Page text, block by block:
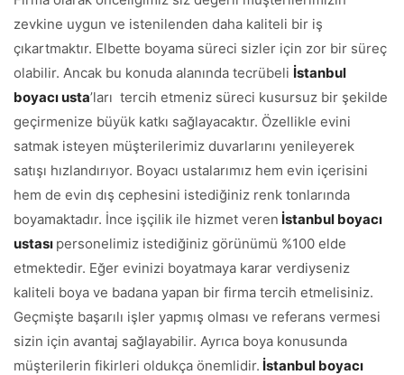
zevkine uygun ve istenilenden daha kaliteli bir iş
çıkartmaktır. Elbette boyama süreci sizler için zor bir süreç
olabilir. Ancak bu konuda alanında tecrübeli İstanbul
boyacı usta’ları tercih etmeniz süreci kusursuz bir şekilde
geçirmenize büyük katkı sağlayacaktır. Özellikle evini
satmak isteyen müşterilerimiz duvarlarını yenileyerek
satışı hızlandırıyor. Boyacı ustalarımız hem evin içerisini
hem de evin dış cephesini istediğiniz renk tonlarında
boyamaktadır. İnce işçilik ile hizmet veren İstanbul boyacı
ustası personelimiz istediğiniz görünümü %100 elde
etmektedir. Eğer evinizi boyatmaya karar verdiyseniz
kaliteli boya ve badana yapan bir firma tercih etmelisiniz.
Geçmişte başarılı işler yapmış olması ve referans vermesi
sizin için avantaj sağlayabilir. Ayrıca boya konusunda
müşterilerin fikirleri oldukça önemlidir. İstanbul boyacı